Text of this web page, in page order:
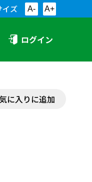
イズ A- A+
ログイン
に入りに追加